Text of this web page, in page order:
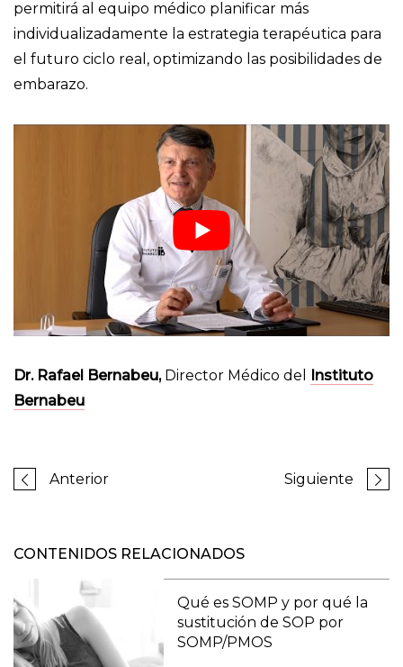
permitirá al equipo médico planificar más
individualizadamente la estrategia terapéutica para
el futuro ciclo real, optimizando las posibilidades de
embarazo.
Dr. Rafael Bernabeu, Director Médico del
Instituto
Bernabeu
Anterior Siguiente
CONTENIDOS RELACIONADOS
Qué es SOMP y por qué la
sustitución de SOP por
SOMP/PMOS